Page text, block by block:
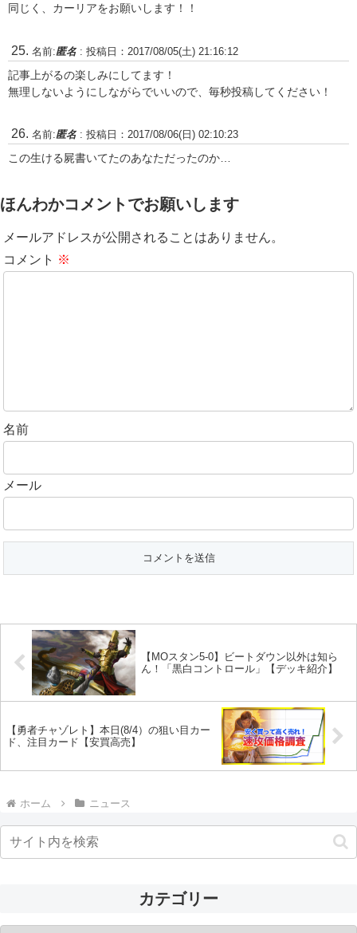
同じく、カーリアをお願いします！！
名前:匿名 : 投稿日：2017/08/05(土) 21:16:12
記事上がるの楽しみにしてます！
無理しないようにしながらでいいので、毎秒投稿してください！
名前:匿名 : 投稿日：2017/08/06(日) 02:10:23
この生ける屍書いてたのあなただったのか…
ほんわかコメントでお願いします
メールアドレスが公開されることはありません。
コメント ※
名前
メール
【MOスタン5-0】ビートダウン以外は知ら
ん！「黒白コントロール」【デッキ紹介】
【勇者チャゾレト】本日(8/4）の狙い目カー
ド、注目カード【安買高売】
ホーム ニュース
カテゴリー